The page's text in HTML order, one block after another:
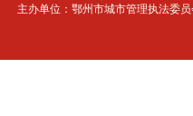
主办单位：鄂州市城市管理执法委